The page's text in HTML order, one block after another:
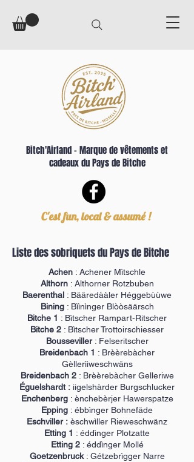
Bitch'Airland – Marque de vêtements et
cadeaux du Pays de Bitche
C'est fun, local & assumé !
Liste des sobriquets du Pays de Bitche
Achen : Achener Mìtschle
Althorn: Althorner Rotzbuben
Baerenthal : Bääredààler Héggebùùwe
Bining: Bììnìnger Blòòsäärsch
Bitche 1 : Bìtscher Rampart-Ritscher
Bitche 2 : Bìtscher Trottoirschiesser
Bousseviller: Felseritscher
Breidenbach 1 : Brèèrebàcher
Gèllerììweschwäns
Breidenbach 2: Brèèrebàcher Gelleriwe
Éguelshardt : iigelshàrder Burgschlucker
Enchenberg: ènchebèrjer Hawerspatze
Epping : ébbìnger Bohnefäde
Eschviller : èschwìller Rieweschwänz
Etting 1 : éddìnger Plotzatte
Etting 2: éddìnger Mollé
Goetzenbruck: Gétzebrìgger Narre